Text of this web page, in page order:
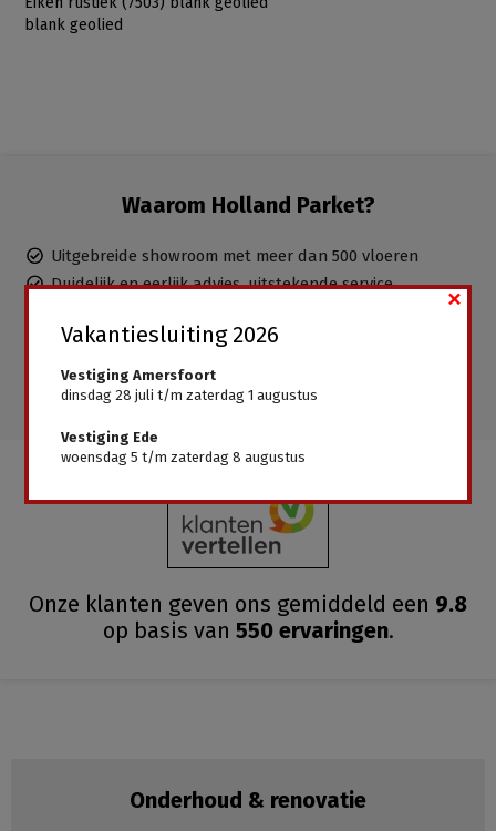
blank geolied
Waarom Holland Parket?
Uitgebreide showroom met meer dan 500 vloeren
Duidelijk en eerlijk advies, uitstekende service
Ervaren parketteurs in dienst, inclusief leggen mogelijk
Gratis advies aan huis
Alle vloeren direct leverbaar, geen wachttijden
Onze klanten geven ons gemiddeld een 9.8
op basis van 550ervaringen.
Onderhoud & renovatie
Vakantiesluiting 2026
Vestiging Amersfoort
dinsdag 28 juli t/m zaterdag 1 augustus
Vestiging Ede
woensdag 5 t/m zaterdag 8 augustus
×